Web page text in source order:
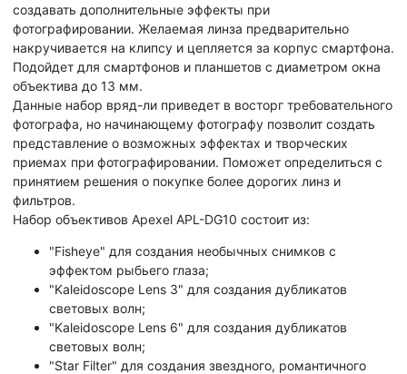
создавать дополнительные эффекты при
фотографировании. Желаемая линза предварительно
накручивается на клипсу и цепляется за корпус смартфона.
Подойдет для смартфонов и планшетов с диаметром окна
объектива до 13 мм.
Данные набор вряд-ли приведет в восторг требовательного
фотографа, но начинающему фотографу позволит создать
представление о возможных эффектах и творческих
приемах при фотографировании. Поможет определиться с
принятием решения о покупке более дорогих линз и
фильтров.
Набор объективов Apexel APL-DG10 состоит из:
"Fisheye" для создания необычных снимков с
эффектом рыбьего глаза;
"Kaleidoscope Lens 3" для создания дубликатов
световых волн;
"Kaleidoscope Lens 6" для создания дубликатов
световых волн;
"Star Filter" для создания звездного, романтичного